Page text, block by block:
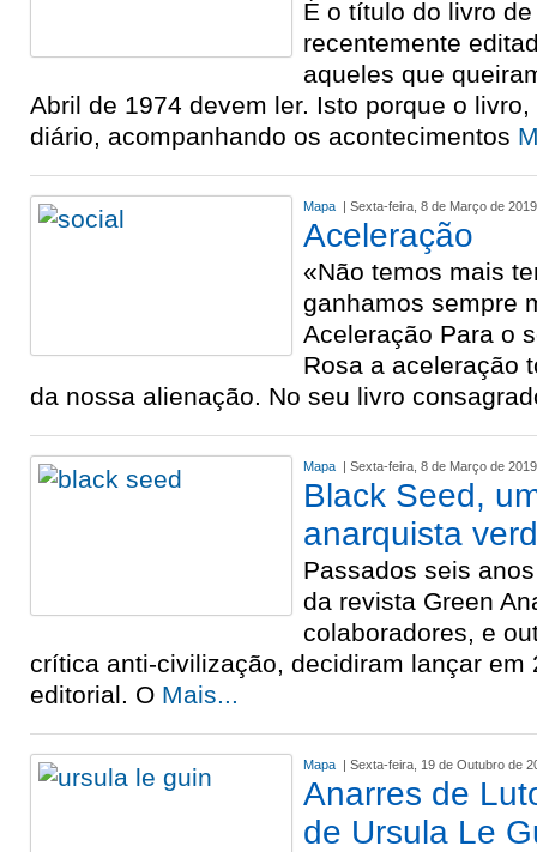
É o título do livro
recentemente
aqueles que
Abril de 1974 devem ler. Isto porque o
diário, acompanhando os acontecimentos
Mapa | Sexta-feira, 8 de Março de 2019
Aceleração
«Não temos mais
ganhamos sempre
Aceleração Para o
Rosa a aceleração
da nossa alienação. No seu livro
Mapa | Sexta-feira, 8 de Março de 2019
Black Seed,
anarquista
Passados seis
da revista Green
colaboradores, e
crítica anti-civilização, decidiram lançar em
editorial. O Mais...
Mapa | Sexta-feira, 19 de Outubro de
Anarres de
de Ursula Le